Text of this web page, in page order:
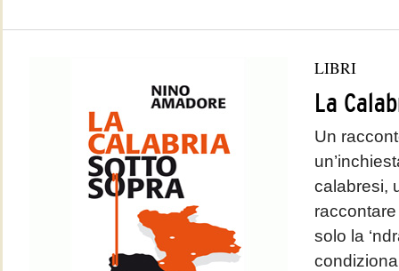
LIBRI
La
Un
calabresi,
solo la